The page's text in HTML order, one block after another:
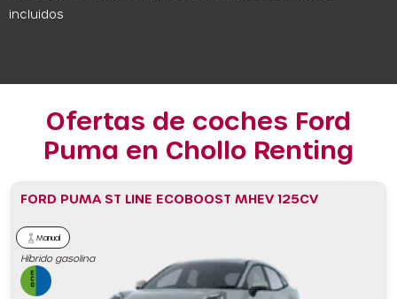
incluidos
Ofertas de coches Ford
Puma en Chollo Renting
FORD PUMA ST LINE ECOBOOST MHEV 125CV
Manual
Híbrido gasolina